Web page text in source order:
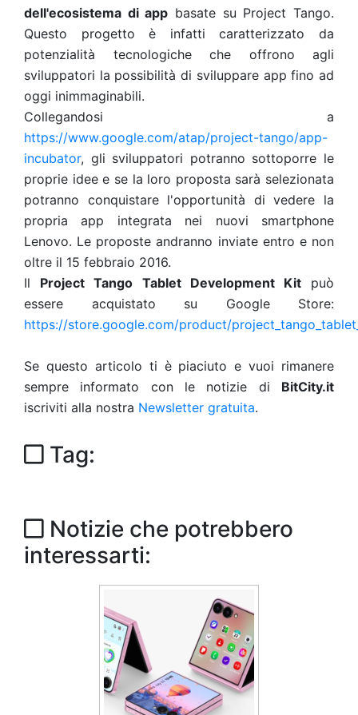
dell'ecosistema di app basate su Project Tango.
Questo progetto è infatti caratterizzato da
potenzialità tecnologiche che offrono agli
sviluppatori la possibilità di sviluppare app fino ad
oggi inimmaginabili.
Collegandosi a
https://www.google.com/atap/project-tango/app-
incubator, gli sviluppatori potranno sottoporre le
proprie idee e se la loro proposta sarà selezionata
potranno conquistare l'opportunità di vedere la
propria app integrata nei nuovi smartphone
Lenovo. Le proposte andranno inviate entro e non
oltre il 15 febbraio 2016.
Il Project Tango Tablet Development Kitpuò
essere acquistato su Google Store:
https://store.google.com/product/
Se questo articolo ti è piaciuto e vuoi rimanere
sempre informato con le notizie di BitCity.it
iscriviti alla nostra Newsletter gratuita.
Tag:
Notizie che potrebbero
interessarti: